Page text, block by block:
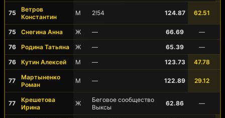
75
Ветров
Константин
М 2!54 124.87 62.51
75 Снегина Анна Ж — 66.69
—
76
Родина Татьяна Ж — 65.39
—
76
Кутин Алексей М — 123.73 47.78
77
Мартыненко
Роман
М — 122.89 29.12
77
Крешетова
Ирина
Ж
Беговое сообщество
Выксы
62.86 —